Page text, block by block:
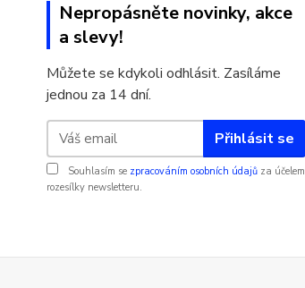
Nepropásněte novinky, akce
a slevy!
Můžete se kdykoli odhlásit. Zasíláme
jednou za 14 dní.
Přihlásit se
Souhlasím se zpracováním osobních údajů za účelem
rozesílky newsletteru.